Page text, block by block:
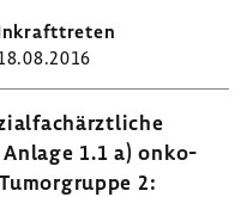
Anlage 1.1 a) onko­
2: